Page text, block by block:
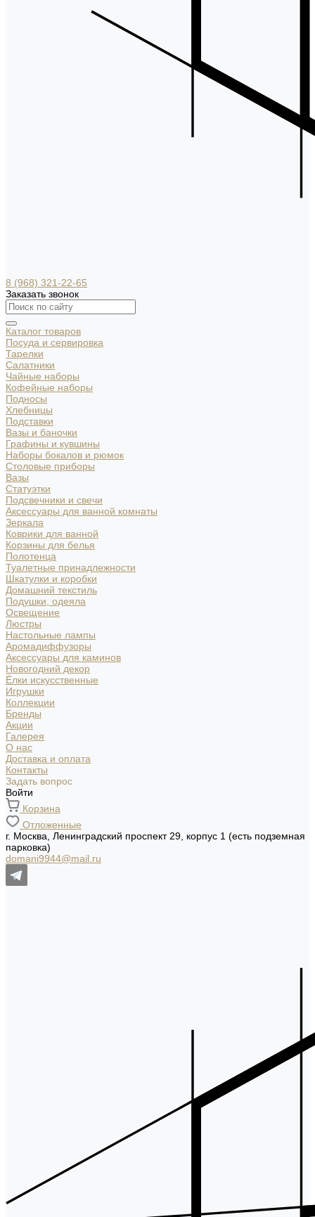
8 (968) 321-22-65
Заказать звонок
Каталог товаров
Посуда и сервировка
Тарелки
Салатники
Чайные наборы
Кофейные наборы
Подносы
Хлебницы
Подставки
Вазы и баночки
Графины и кувшины
Наборы бокалов и рюмок
Столовые приборы
Вазы
Статуэтки
Подсвечники и свечи
Аксессуары для ванной комнаты
Зеркала
Коврики для ванной
Корзины для белья
Полотенца
Туалетные принадлежности
Шкатулки и коробки
Домашний текстиль
Подушки, одеяла
Освещение
Люстры
Настольные лампы
Аромадиффузоры
Аксессуары для каминов
Новогодний декор
Ёлки искусственные
Игрушки
Коллекции
Бренды
Акции
Галерея
О нас
Доставка и оплата
Контакты
Задать вопрос
Войти
Корзина
Отложенные
г. Москва, Ленинградский проспект 29, корпус 1 (есть подземная
парковка)
domani9944@mail.ru